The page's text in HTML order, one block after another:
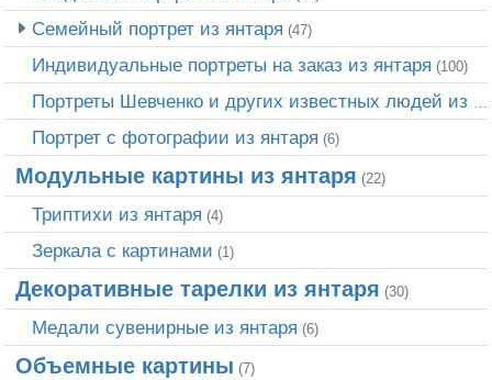
Семейный портрет из янтаря (47)
Индивидуальные портреты на заказ из янтаря (100)
Портреты Шевченко и других известных людей из янтаря
Портрет c фотографии из янтаря (6)
Модульные картины из янтаря (22)
Триптихи из янтаря (4)
Зеркала с картинами (1)
Декоративные тарелки из янтаря (30)
Медали сувенирные из янтаря (6)
Объемные картины (7)